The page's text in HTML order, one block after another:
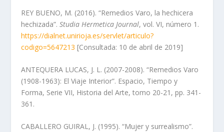
REY BUENO, M. (2016). “Remedios Varo, la hechicera
hechizada”.Studia Hermetica Journal, vol. VI, número 1.
https://dialnet.unirioja.es/servlet/articulo?
codigo=5647213 [Consultada: 10 de abril de 2019]
ANTEQUERA LUCAS, J. L. (2007-2008). “Remedios Varo
(1908-1963): El Viaje Interior”. Espacio, Tiempo y
Forma, Serie VII, Historia del Arte, tomo 20-21, pp. 341-
361.
CABALLERO GUIRAL, J. (1995). “Mujer y surrealismo”.